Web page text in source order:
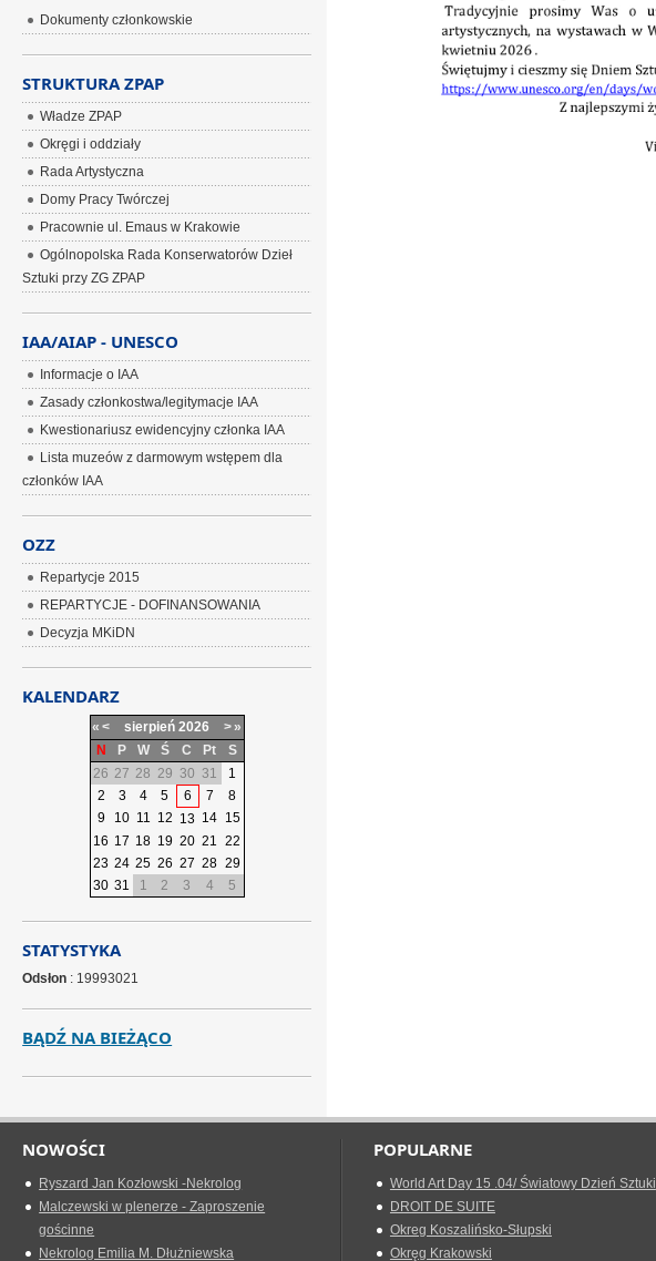
Dokumenty członkowskie
STRUKTURA ZPAP
Władze ZPAP
Okręgi i oddziały
Rada Artystyczna
Domy Pracy Twórczej
Pracownie ul. Emaus w Krakowie
Ogólnopolska Rada Konserwatorów Dzieł
Sztuki przy ZG ZPAP
IAA/AIAP - UNESCO
Informacje o IAA
Zasady członkostwa/legitymacje IAA
Kwestionariusz ewidencyjny członka IAA
Lista muzeów z darmowym wstępem dla
członków IAA
OZZ
Repartycje 2015
REPARTYCJE - DOFINANSOWANIA
Decyzja MKiDN
KALENDARZ
« < sierpień 2026 >»
N
P W Ś C Pt
S
26 27 28 29 30 31
1
2
3 4 5 6 7
8
9
10 11 12 13 14 15
16 17 18 19 20 21 22
23 24 25 26 27 28 29
30 31 1 2 3 4 5
STATYSTYKA
Odsłon : 19993021
BĄDŹ NA BIEŻĄCO
NOWOŚCI
Ryszard Jan Kozłowski -Nekrolog
Malczewski w plenerze - Zaproszenie
gościnne
Nekrolog Emilia M. Dłużniewska
POPULARNE
World Art Day 15 .04/ Światowy Dzień Sztuki
DROIT DE SUITE
Okreg Koszalińsko-Słupski
Okręg Krakowski